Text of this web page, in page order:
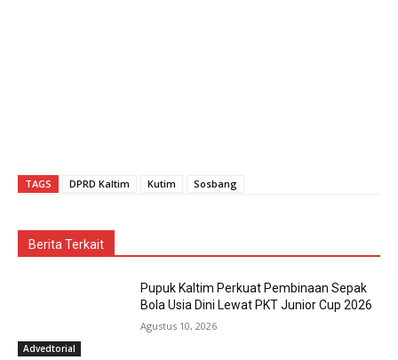
TAGS DPRD Kaltim Kutim Sosbang
Berita Terkait
Advedtorial
Pupuk Kaltim Perkuat Pembinaan Sepak
Bola Usia Dini Lewat PKT Junior Cup 2026
Agustus 10, 2026